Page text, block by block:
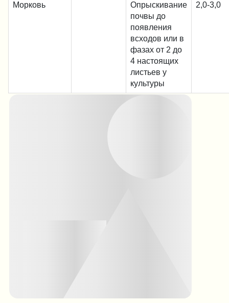
Морковь
Опрыскивание
почвы до
появления
всходов или в
фазах от 2 до
4 настоящих
листьев у
культуры
2,0-3,0